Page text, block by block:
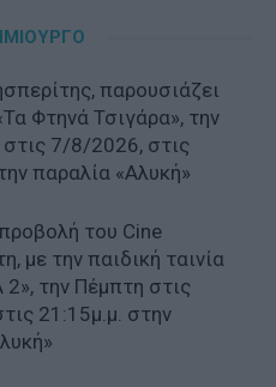
παρουσιάζει
Φτηνά Τσιγάρα», την
7/8/2026, στις
παραλία «Αλυκή»
του Cine
με την παιδική ταινία
2», την Πέμπτη στις
21:15μ.μ. στην